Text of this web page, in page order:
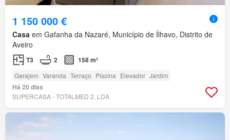
1 150 000 €
Casa em Gafanha da Nazaré, Município de Ílhavo, Distrito de
Aveiro
T3 2 158 m²
Garajem Varanda Terraço Piscina Elevador Jardim
Há 20 dias
SUPERCASA - TOTALMED 2, LDA